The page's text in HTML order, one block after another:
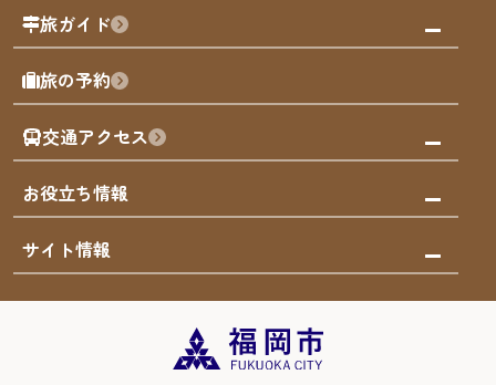
福岡を楽しむ
福岡のアート
福岡のナイトタイム
福岡の歴史・文化
サステナブルツーリズム
福岡検定
よかなび音声ガイド
観る・遊ぶ
屋台
買う
体験
泊まる
旅ガイド
モデルコース
AIおまかせコース
オリジナルプラン
みんなの旅行記
旅の予約
交通アクセス
市内交通ガイド
お得なチケット
お役立ち情報
お知らせ
災害情報
サイト情報
まち歩き・体験プログラム掲載申込